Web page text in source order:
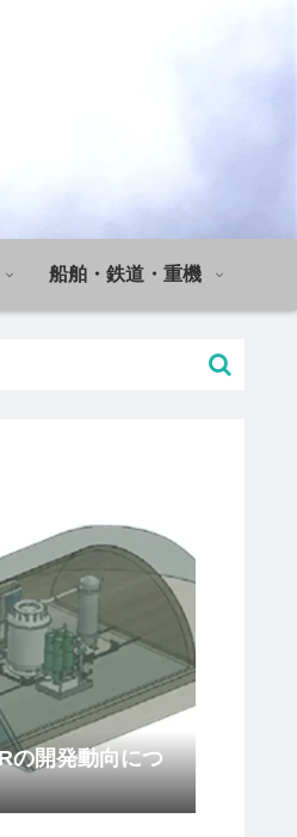
船舶・鉄道・重機
の開発動向につ